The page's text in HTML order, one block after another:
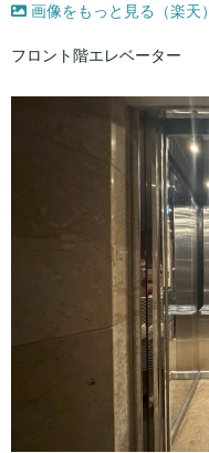
画像をもっと見る（楽天）
フロント階エレベーター